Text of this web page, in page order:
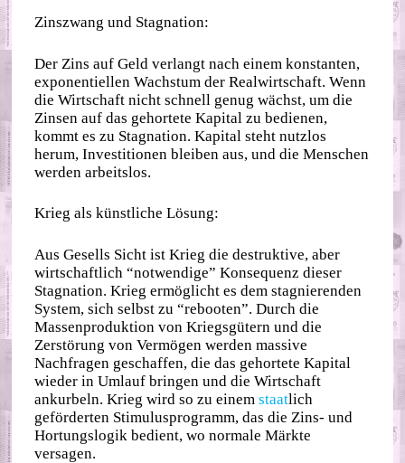
Zinszwang und Stagnation:
Der Zins auf Geld verlangt nach einem konstanten,
exponentiellen Wachstum der Realwirtschaft. Wenn
die Wirtschaft nicht schnell genug wächst, um die
Zinsen auf das gehortete Kapital zu bedienen,
kommt es zu Stagnation. Kapital steht nutzlos
herum, Investitionen bleiben aus, und die Menschen
werden arbeitslos.
Krieg als künstliche Lösung:
Aus Gesells Sicht ist Krieg die destruktive, aber
wirtschaftlich “notwendige” Konsequenz dieser
Stagnation. Krieg ermöglicht es dem stagnierenden
System, sich selbst zu “rebooten”. Durch die
Massenproduktion von Kriegsgütern und die
Zerstörung von Vermögen werden massive
Nachfragen geschaffen, die das gehortete Kapital
wieder in Umlauf bringen und die Wirtschaft
ankurbeln. Krieg wird so zu einemstaatlich
geförderten Stimulusprogramm, das die Zins- und
Hortungslogik bedient, wo normale Märkte
versagen.